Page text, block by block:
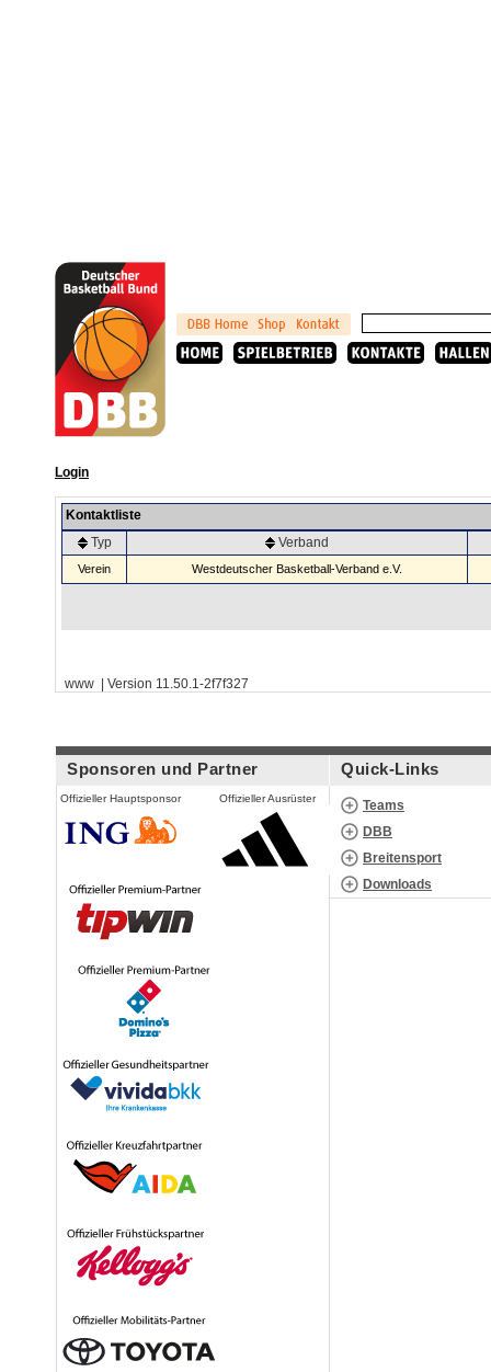
Login
Kontaktliste
Typ
Verband
Verein Westdeutscher Basketball-Verband e.V.
www | Version 11.50.1-2f7f327
Sponsoren und Partner
Offizieller Hauptsponsor Offizieller Ausrüster
Quick-Links
Teams
DBB
Breitensport
Downloads